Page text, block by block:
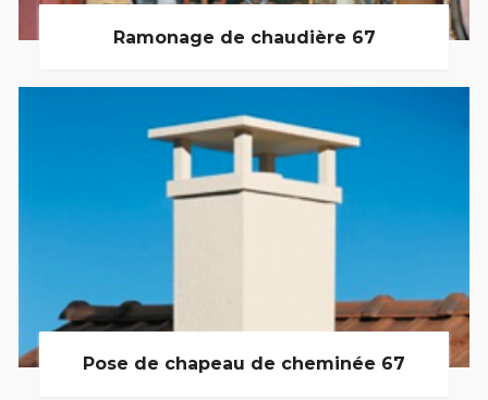
Ramonage de chaudière 67
Pose de chapeau de cheminée 67